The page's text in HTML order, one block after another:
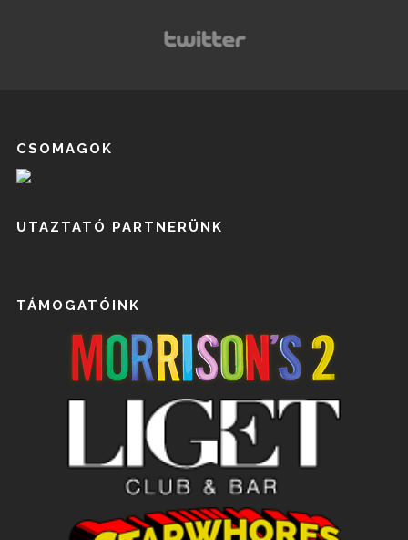
CSOMAGOK
UTAZTATÓ PARTNERÜNK
TÁMOGATÓINK